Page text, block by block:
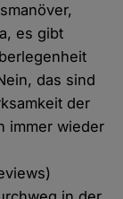
es gibt
das sind
der
immer wieder